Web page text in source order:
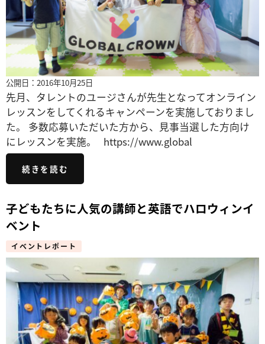
公開日：2016年10月25日
先月、タレントのユージさんが先生となってオンライン
レッスンをしてくれるキャンペーンを実施しておりまし
た。 多数応募いただいた方から、見事当選した方向け
にレッスンを実施。 https://www.global
続きを読む
子どもたちに人気の講師と英語でハロウィンイ
ベント
イベントレポート